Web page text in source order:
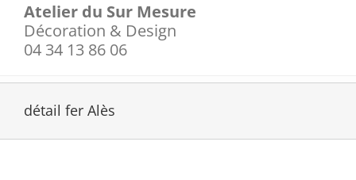
Atelier du Sur Mesure
Décoration & Design
04 34 13 86 06
détail fer Alès